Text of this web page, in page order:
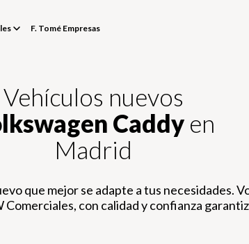
F. Tomé Empresas
Vehículos nuevos
Caddy en
Madrid
que mejor se adapte a tus necesidades.
Comerciales, con calidad y confianza